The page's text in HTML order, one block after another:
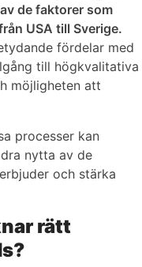
de faktorer som
USA till Sverige.
fördelar med
till högkvalitativa
möjligheten att
processer kan
nytta av de
och stärka
rätt